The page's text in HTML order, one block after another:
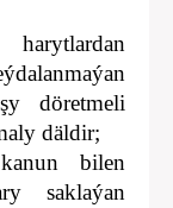
döretmeli
däldir;
bilen
saklaýan